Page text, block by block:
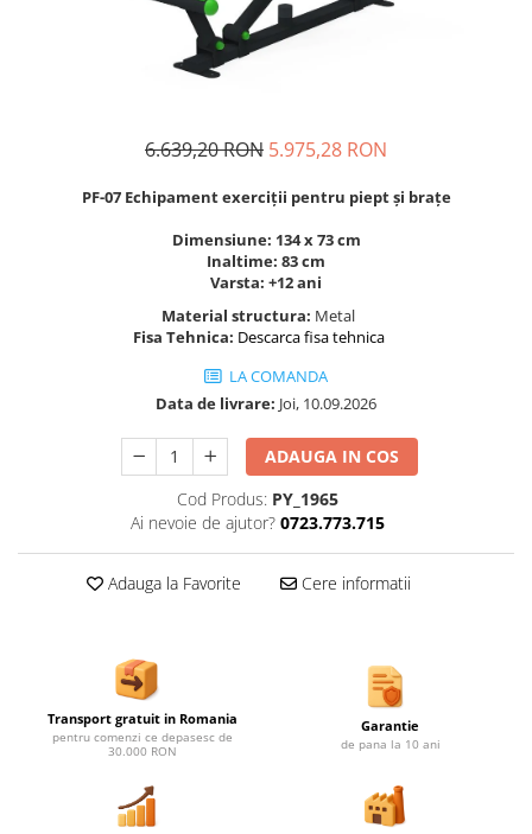
Panouri interactive educationale
Echipamente fitness cu Panouri
Echipamente fitness exterior
Echipamente fitness pentru copii
Porti fotbal / handball
Pavele si dale tartan (cauciuc)
Decoratiuni de Paste
Figurine de craciun pentru exterior
Globuri de craciun pentru exterior
Ornamente de craciun pentru
Reni de craciun pentru exterior
Panouri PUBLICITARE
Ghivece de exterior
Ghivece din beton
Stalpi / bolarzi de delimitare
pentru trotuar
Cismea stradala / gradina
Tomberoane si Pubele de Gunoi
Magazie pubele / tomberoane
6.639,20 RON 5.975,28 RON
PF-07 Echipament exerciții pentru piept și brațe
Dimensiune: 134 x 73 cm
Inaltime: 83 cm
Varsta: +12 ani
Material structura: Metal
Fisa Tehnica: Descarca fisa tehnica
LA COMANDA
Data de livrare: Joi, 10.09.2026
ADAUGA IN COS
Cod Produs: PY_1965
Ai nevoie de ajutor? 0723.773.715
Adauga la Favorite Cere informatii
Transport gratuit in Romania
pentru comenzi ce depasesc de
30.000 RON
Garantie
de pana la 10 ani